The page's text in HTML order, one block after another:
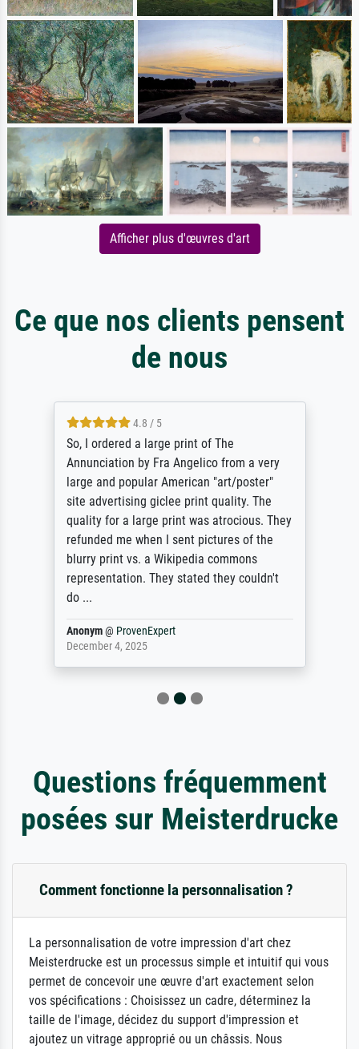
Afficher plus d'œuvres d'art
Ce que nos clients pensent
de nous
4.8 / 5
So, I ordered a large print of The
Annunciation by Fra Angelico from a very
large and popular American "art/poster"
site advertising giclee print quality. The
quality for a large print was atrocious. They
refunded me when I sent pictures of the
blurry print vs. a Wikipedia commons
representation. They stated they couldn't
do ...
Anonym@ ProvenExpert
December 4, 2025
Questions fréquemment
posées sur Meisterdrucke
Comment fonctionne la personnalisation ?
La personnalisation de votre impression d'art chez
Meisterdrucke est un processus simple et intuitif qui vous
permet de concevoir une œuvre d'art exactement selon
vos spécifications : Choisissez un cadre, déterminez la
taille de l'image, décidez du support d'impression et
ajoutez un vitrage approprié ou un châssis. Nous